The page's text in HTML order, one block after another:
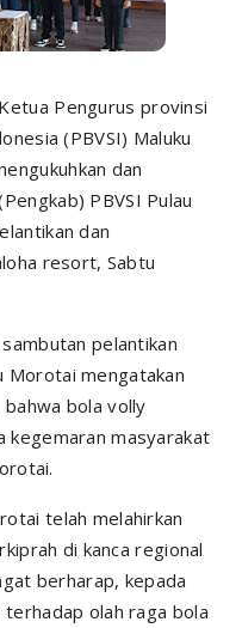
Pengurus provinsi
(PBVSI) Maluku
dan
PBVSI Pulau
dan
resort, Sabtu
pelantikan
Morotai mengatakan
bola volly
kegemaran masyarakat
telah melahirkan
di kanca regional
berharap, kepada
olah raga bola